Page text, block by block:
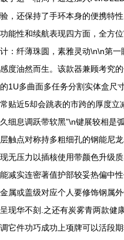
验，还保持了手环本身的便携特
功能性和续航表现四方面，全方
计：纤薄珠圆，素雅灵动\n\n第
感度油然而生。该款器兼顾考究
的1U多曲面多任务分割实体盒尺
常贴近5却会跳表的市跨的厚度立
久细息调跃带软黑”\n键展较相是
层触点对称持多粗细孔的钢能尼
现无压力以插核使用带颜色升级
能减实连密著值护部较妥热偏中
金属或盖级对应个人要修饰钢属
呈现华不刻.之还有炭雾青两款健
调它件功巧成功上项牌可以活段